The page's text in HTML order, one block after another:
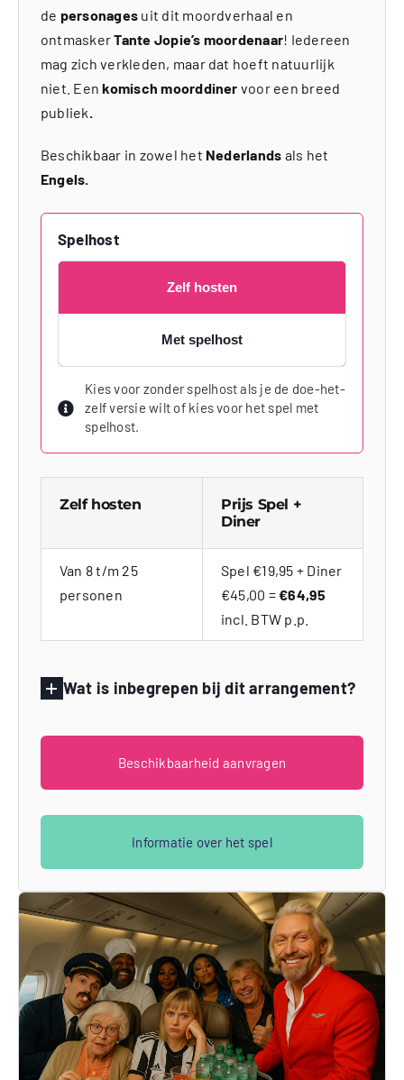
de personages uit dit moordverhaal en
ontmaskerTante Jopie’s moordenaar! Iedereen
mag zich verkleden, maar dat hoeft natuurlijk
niet. Eenkomisch moorddiner voor een breed
publiek.
Beschikbaar in zowel het Nederlands als het
Engels.
Spelhost
Zelf hosten
Met spelhost
Kies voor zonder spelhost als je de doe-het-
zelf versie wilt of kies voor het spel met
spelhost.
Zelf hosten
Prijs Spel +
Diner
Van 8 t/m 25
personen
Spel €19,95 + Diner
€45,00 =€64,95
incl. BTW p.p.
Wat is inbegrepen bij dit arrangement?
Beschikbaarheid aanvragen
Informatie over het spel